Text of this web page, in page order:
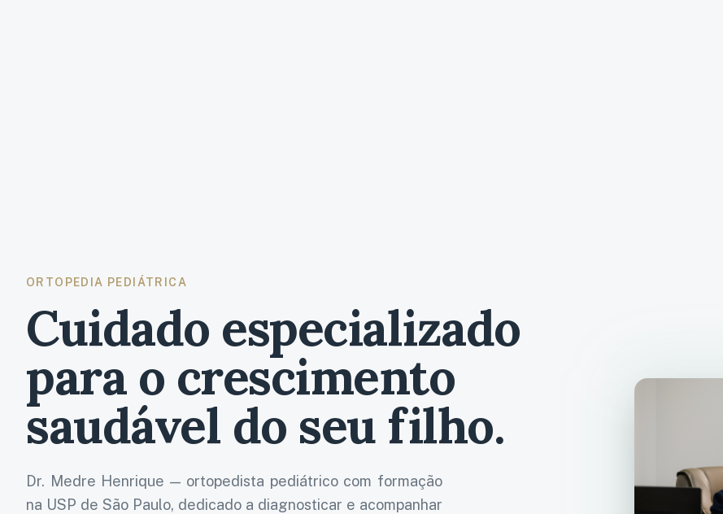
ORTOPEDIA PEDIÁTRICA
Cuidado especializado
para o crescimento
saudável do seu filho.
Dr. Medre Henrique — ortopedista pediátrico com formação
na USP de São Paulo, dedicado a diagnosticar e acompanhar